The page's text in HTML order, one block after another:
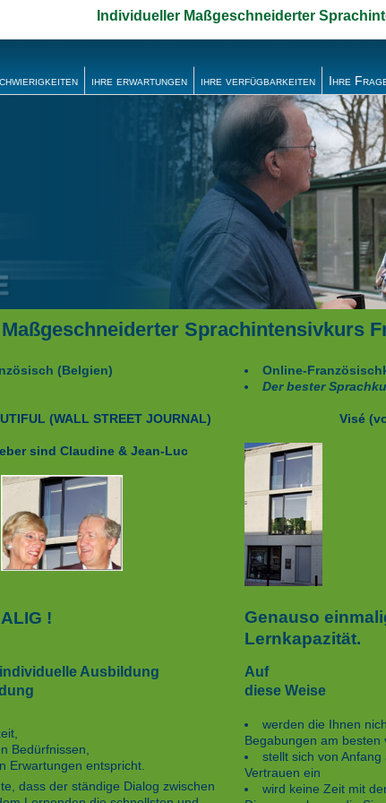
Individueller Maßgeschneiderter
ihre erwartungen ihre verfügbarkeiten Ihre
Sprachintensivkurs
(Belgien)
(WALL STREET JOURNAL)
sind Claudine & Jean-Luc
!
Ausbildung
Bedürfnissen,
Erwartungen entspricht.
dass der ständige Dialog zwischen
Online-
Der bester
Visé
Genauso
Lernkapazität.
Auf
diese Weise
werden die Ihnen
Begabungen am besten
stellt sich von
Vertrauen ein
wird keine Zeit mit